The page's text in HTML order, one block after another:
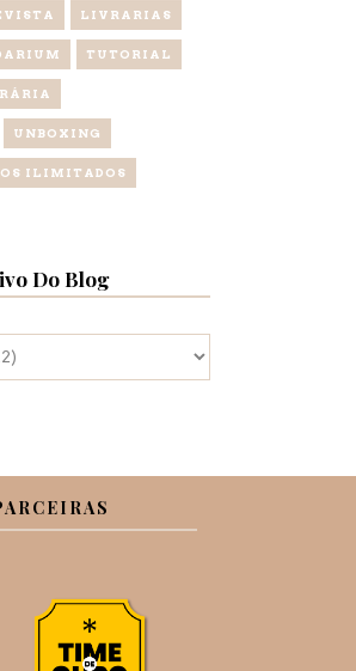
LIVRARIAS
TUTORIAL
UNBOXING
ILIMITADOS
Do Blog